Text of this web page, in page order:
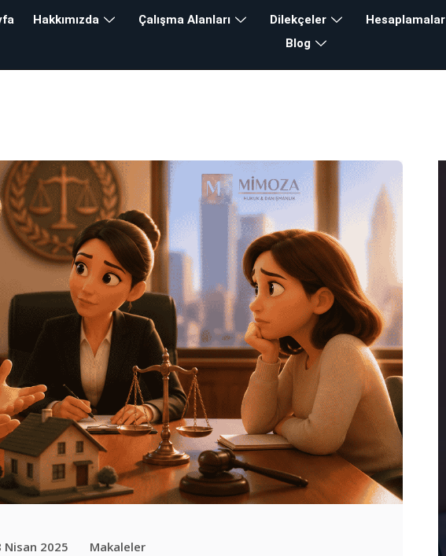
Hakkımızda Çalışma Alanları Dilekçeler Hesaplamalar
Blog
Nisan 2025 Makaleler